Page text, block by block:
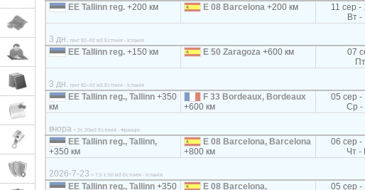
EE Tallinn reg. +200 км E 08 Barcelona +200 км
11 сер -
Вт -
3 дн. тент 82–92 м3 Естонія - Іспанія
EE Tallinn reg. +150 км E 50 Zaragoza +600 км
07
Пт
3 дн. тент 82–92 м3 Естонія - Іспанія
EE Tallinn reg., Tallinn +350
км
F 33 Bordeaux, Bordeaux
+600 км
05 сер -
Ср -
вчора < 2т, 20м3 Естонія - Франція
EE Tallinn reg., Tallinn,
+350 км
E 08 Barcelona, Barcelona
+800 км
06 сер -
Чт -
2026-7-23 < 7,5 т, 50 м3 Естонія - Іспанія
EE Tallinn reg., Tallinn +350
E 08 Barcelona,
05 сер -